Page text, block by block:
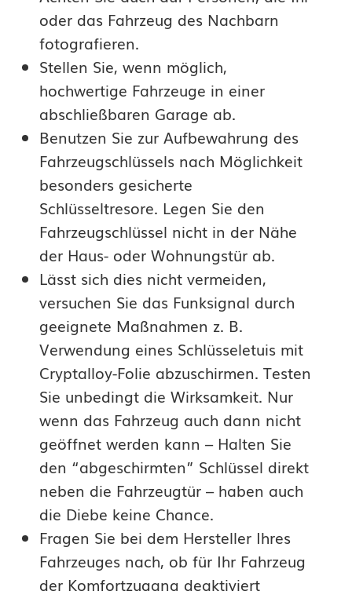
e
oder das Fahrzeug des Nachbarn
fotografieren.
Stellen Sie, wenn möglich,
hochwertige Fahrzeuge in einer
abschließbaren Garage ab.
Benutzen Sie zur Aufbewahrung des
Fahrzeugschlüssels nach Möglichkeit
besonders gesicherte
Schlüsseltresore. Legen Sie den
Fahrzeugschlüssel nicht in der Nähe
der Haus- oder Wohnungstür ab.
Lässt sich dies nicht vermeiden,
versuchen Sie das Funksignal durch
geeignete Maßnahmen z. B.
Verwendung eines Schlüsseletuis mit
Cryptalloy-Folie abzuschirmen. Testen
Sie unbedingt die Wirksamkeit. Nur
wenn das Fahrzeug auch dann nicht
geöffnet werden kann – Halten Sie
den “abgeschirmten” Schlüssel direkt
neben die Fahrzeugtür – haben auch
die Diebe keine Chance.
Fragen Sie bei dem Hersteller Ihres
Fahrzeuges nach, ob für Ihr Fahrzeug
der Komfortzugang deaktiviert